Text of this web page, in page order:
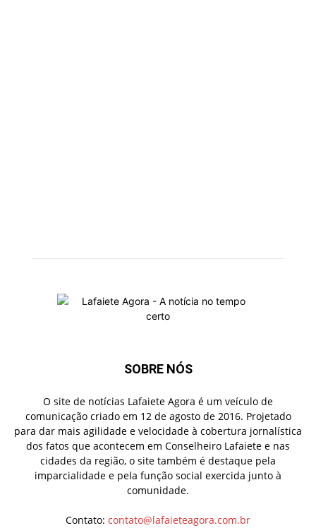
SOBRE NÓS
O site de notícias Lafaiete Agora é um veículo de
comunicação criado em 12 de agosto de 2016. Projetado
para dar mais agilidade e velocidade à cobertura jornalística
dos fatos que acontecem em Conselheiro Lafaiete e nas
cidades da região, o site também é destaque pela
imparcialidade e pela função social exercida junto à
comunidade.
Contato: contato@lafaieteagora.com.br